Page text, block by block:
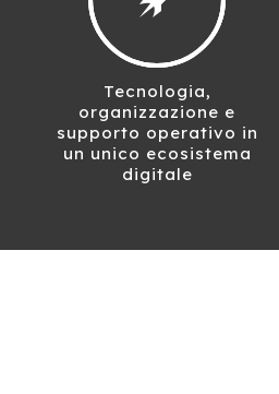
Tecnologia,
organizzazione e
supporto operativo in
un unico ecosistema
digitale